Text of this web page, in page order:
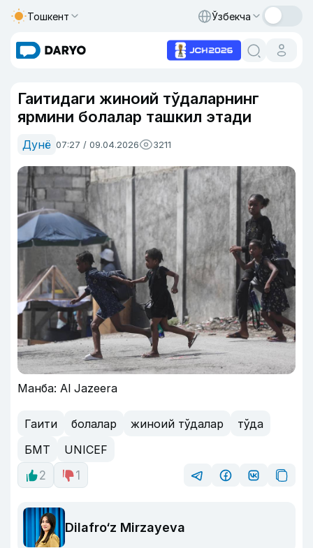
Тошкент Ўзбекча
Гаитидаги жиноий тўдаларнинг
ярмини болалар ташкил этади
Дунё 07:27 / 09.04.2026 3211
Манба: Al Jazeera
Гаити болалар жиноий тўдалар
тўда
БМТ
UNICEF
2
1
Dilafro‘z Mirzayeva